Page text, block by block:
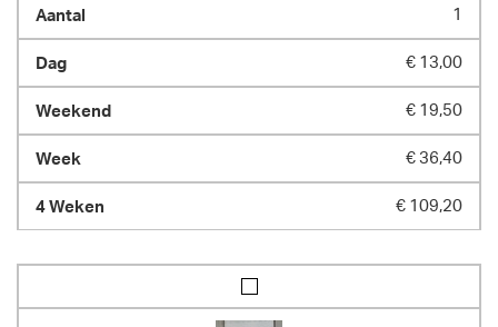
1
€ 13,00
€ 19,50
€ 36,40
€ 109,20